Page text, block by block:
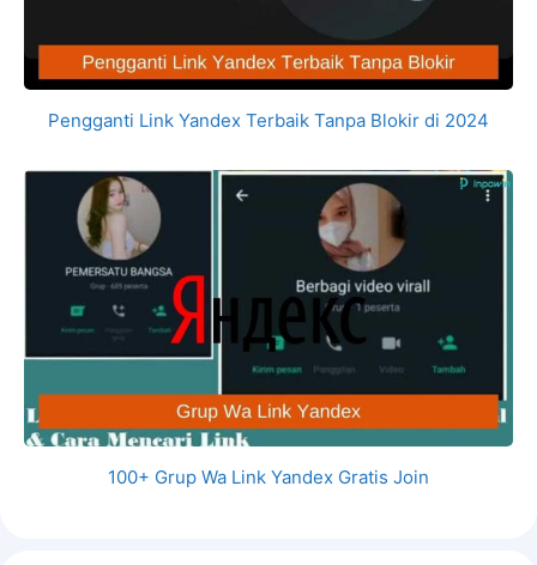
Pengganti Link Yandex Terbaik Tanpa Blokir di 2024
100+ Grup Wa Link Yandex Gratis Join